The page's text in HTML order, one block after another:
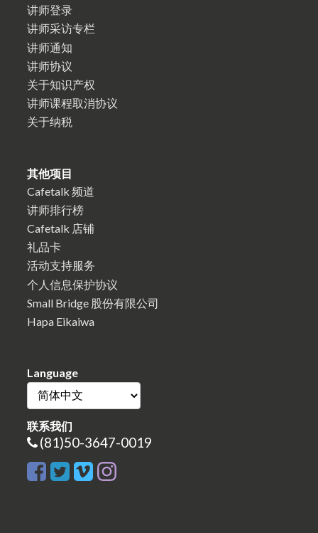
讲师登录
讲师采访专栏
讲师通知
讲师协议
关于知识产权
讲师课程取消协议
关于纳税
其他项目
Cafetalk 频道
讲师排行榜
Cafetalk 店铺
礼品卡
活动支持服务
个人信息保护协议
Small Bridge 股份有限公司
Hapa Eikaiwa
Language
联系我们
(81)50-3647-0019